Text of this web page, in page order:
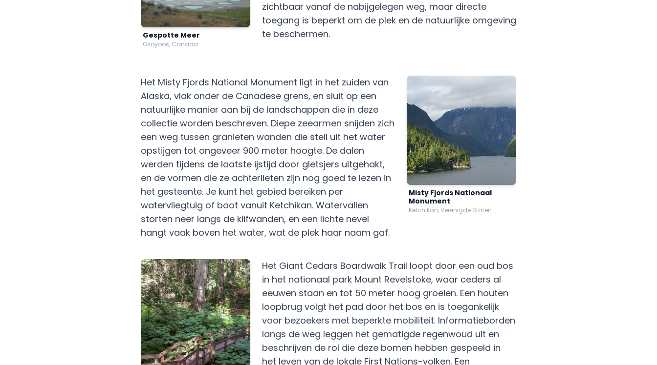
Gespotte Meer
Osoyoos, Canada
zichtbaar vanaf de nabijgelegen weg, maar directe
toegang is beperkt om de plek en de natuurlijke omgeving
te beschermen.
Misty Fjords Nationaal
Monument
Ketchikan, Verenigde Staten
Het Misty Fjords National Monument ligt in het zuiden van
Alaska, vlak onder de Canadese grens, en sluit op een
natuurlijke manier aan bij de landschappen die in deze
collectie worden beschreven. Diepe zeearmen snijden zich
een weg tussen granieten wanden die steil uit het water
opstijgen tot ongeveer 900 meter hoogte. De dalen
werden tijdens de laatste ijstijd door gletsjers uitgehakt,
en de vormen die ze achterlieten zijn nog goed te lezen in
het gesteente. Je kunt het gebied bereiken per
watervliegtuig of boot vanuit Ketchikan. Watervallen
storten neer langs de klifwanden, en een lichte nevel
hangt vaak boven het water, wat de plek haar naam gaf.
Het Giant Cedars Boardwalk Trail loopt door een oud bos
in het nationaal park Mount Revelstoke, waar ceders al
eeuwen staan en tot 50 meter hoog groeien. Een houten
loopbrug volgt het pad door het bos en is toegankelijk
voor bezoekers met beperkte mobiliteit. Informatieborden
langs de weg leggen het gematigde regenwoud uit en
beschrijven de rol die deze bomen hebben gespeeld in
het leven van de lokale First Nations-volken. Een